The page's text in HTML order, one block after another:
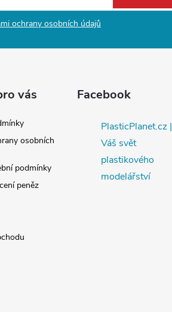
ochrany osobních údajů
vás
osobních
podmínky
peněz
Facebook
PlasticPlanet.cz |
Váš svět
plastikového
modelářství